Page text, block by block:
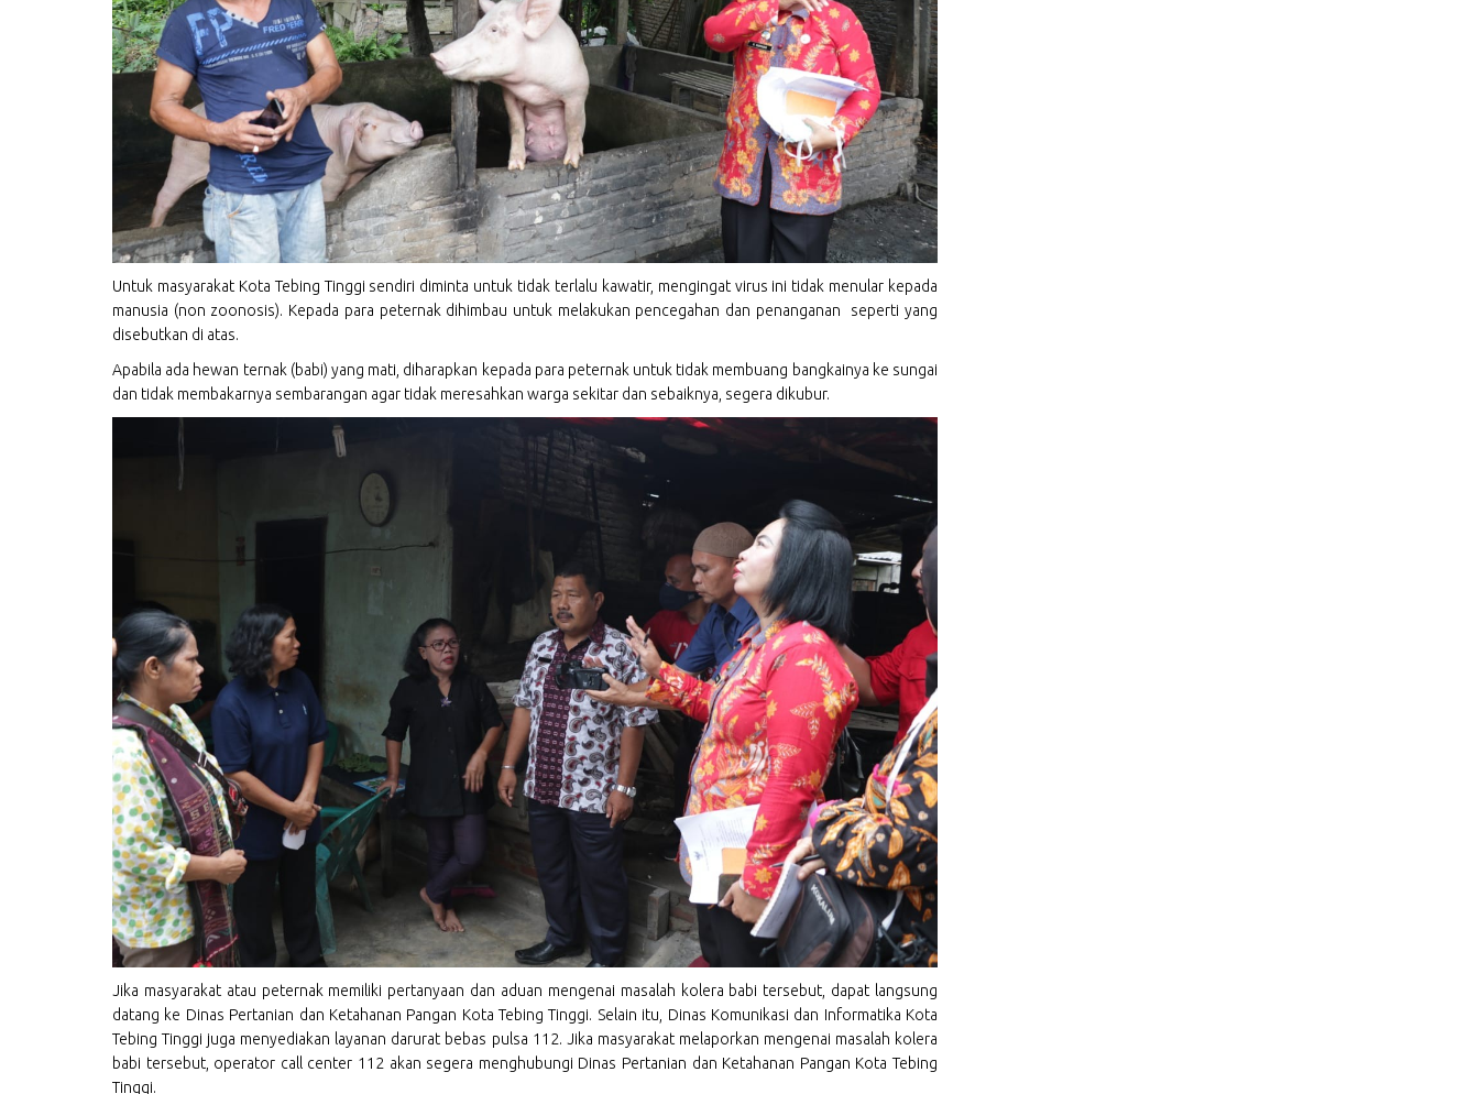
Untuk masyarakat Kota Tebing Tinggi sendiri diminta untuk tidak terlalu kawatir, mengingat virus ini tidak menular kepada
manusia (non zoonosis). Kepada para peternak dihimbau untuk melakukan pencegahan dan penanganan seperti yang
disebutkan di atas.
Apabila ada hewan ternak (babi) yang mati, diharapkan kepada para peternak untuk tidak membuang bangkainya ke sungai
dan tidak membakarnya sembarangan agar tidak meresahkan warga sekitar dan sebaiknya, segera dikubur.
Jika masyarakat atau peternak memiliki pertanyaan dan aduan mengenai masalah kolera babi tersebut, dapat langsung
datang ke Dinas Pertanian dan Ketahanan Pangan Kota Tebing Tinggi. Selain itu, Dinas Komunikasi dan Informatika Kota
Tebing Tinggi juga menyediakan layanan darurat bebas pulsa 112. Jika masyarakat melaporkan mengenai masalah kolera
babi tersebut, operator call center 112 akan segera menghubungi Dinas Pertanian dan Ketahanan Pangan Kota Tebing
Tinggi.